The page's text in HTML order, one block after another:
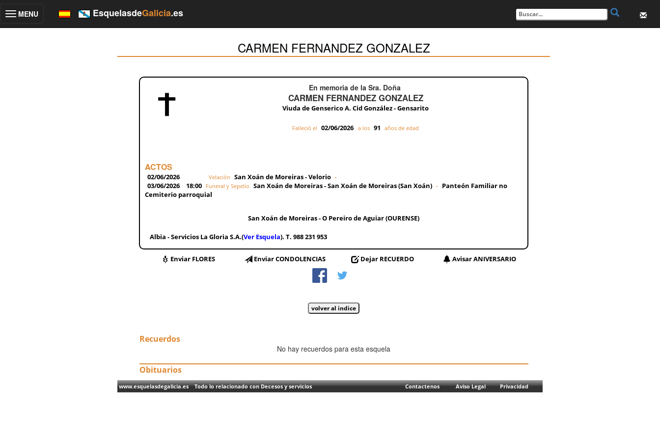
Toggle
MENU EsquelasdeGalicia.es
CARMEN FERNANDEZ GONZALEZ
En memoria de la Sra. Doña
CARMEN FERNANDEZ GONZALEZ
Viuda de Genserico A. Cid González - Gensarito
Falleció el 02/06/2026 a los 91 años de edad
ACTOS
02/06/2026 Velación San Xoán de Moreiras - Velorio -
03/06/2026 18:00 Funeral y Sepelio San Xoán de Moreiras - San Xoán de Moreiras (San Xoán) - Panteón Familiar no
Cemiterio parroquial
San Xoán de Moreiras - O Pereiro de Aguiar (OURENSE)
Albia - Servicios La Gloria S.A.(Ver Esquela). T. 988 231 953
Enviar FLORES Enviar CONDOLENCIAS Dejar RECUERDO Avisar ANIVERSARIO
Recuerdos
No hay recuerdos para esta esquela
Obituarios
www.esquelasdegalicia.es Todo lo relacionado con Decesos y servicios Contactenos Aviso Legal Privacidad